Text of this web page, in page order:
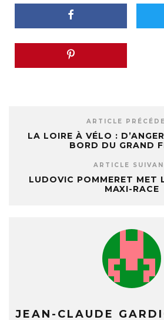
ARTICLE
LA LOIRE À VÉLO :
BORD DU GRAND
ARTICLE
LUDOVIC POMMERET MET
MAXI-RACE
JEAN-CLAUDE